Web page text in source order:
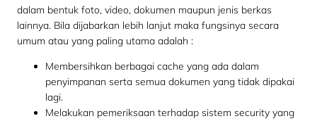
dalam bentuk foto, video, dokumen maupun jenis berkas
lainnya. Bila dijabarkan lebih lanjut maka fungsinya secara
umum atau yang paling utama adalah :
Membersihkan berbagai cache yang ada dalam
penyimpanan serta semua dokumen yang tidak dipakai
lagi.
Melakukan pemeriksaan terhadap sistem security yang